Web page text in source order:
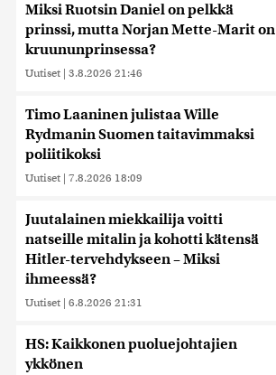
Miksi Ruotsin Daniel on pelkkä
prinssi, mutta Norjan Mette-Marit on
kruununprinsessa?
Uutiset | 3.8.2026 21:46
Timo Laaninen julistaa Wille
Rydmanin Suomen taitavimmaksi
poliitikoksi
Uutiset | 7.8.2026 18:09
Juutalainen miekkailija voitti
natseille mitalin ja kohotti kätensä
Hitler-tervehdykseen – Miksi
ihmeessä?
Uutiset | 6.8.2026 21:31
HS: Kaikkonen puoluejohtajien
ykkönen